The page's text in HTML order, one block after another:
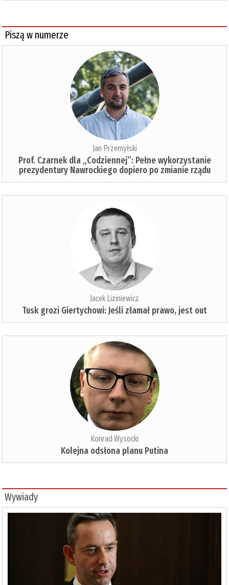
Piszą w numerze
Jan Przemyłski
Prof. Czarnek dla „Codziennej”: Pełne wykorzystanie
prezydentury Nawrockiego dopiero po zmianie rządu
Jacek Liziniewicz
Tusk grozi Giertychowi: Jeśli złamał prawo, jest out
Konrad Wysocki
Kolejna odsłona planu Putina
Wywiady